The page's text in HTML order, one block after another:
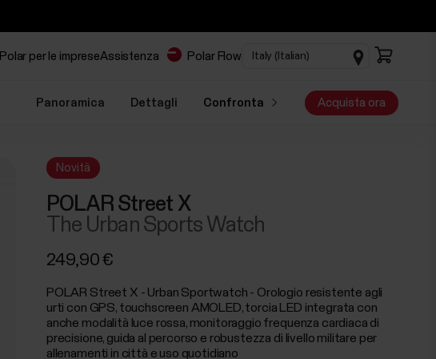
Polar per le impreseAssistenza Polar Flow
Panoramica Dettagli Confronta Acquista ora
Novità
POLAR Street X
The Urban Sports Watch
249,90 €
POLAR Street X - Urban Sportwatch - Orologio resistente agli
urti con GPS, touchscreen AMOLED, torcia LED integrata con
anche modalità luce rossa, monitoraggio frequenza cardiaca di
precisione, guida al percorso e robustezza di livello militare per
allenamenti in città e uso quotidiano